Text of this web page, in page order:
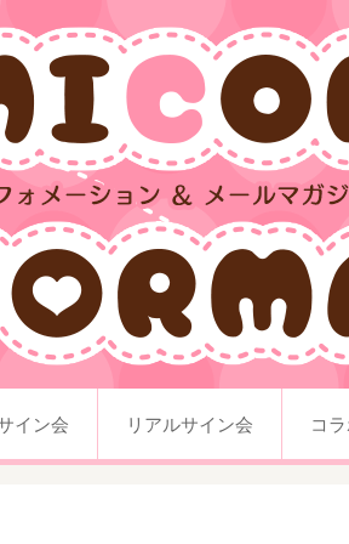
イン会 リアルサイン会 コ